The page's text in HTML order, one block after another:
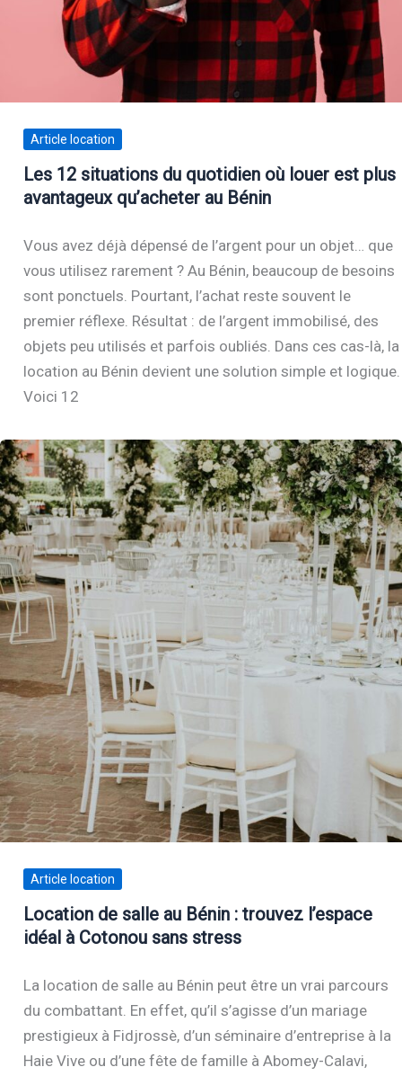
Article location
Les 12 situations du quotidien où louer est plus
avantageux qu’acheter au Bénin
Vous avez déjà dépensé de l’argent pour un objet… que
vous utilisez rarement ? Au Bénin, beaucoup de besoins
sont ponctuels. Pourtant, l’achat reste souvent le
premier réflexe. Résultat : de l’argent immobilisé, des
objets peu utilisés et parfois oubliés. Dans ces cas-là, la
location au Bénin devient une solution simple et logique.
Voici 12
Article location
Location de salle au Bénin : trouvez l’espace
idéal à Cotonou sans stress
La location de salle au Bénin peut être un vrai parcours
du combattant. En effet, qu’il s’agisse d’un mariage
prestigieux à Fidjrossè, d’un séminaire d’entreprise à la
Haie Vive ou d’une fête de famille à Abomey-Calavi,